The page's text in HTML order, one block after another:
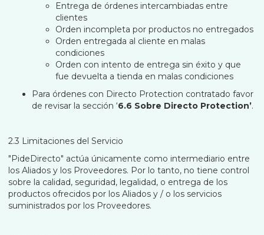
Entrega de órdenes intercambiadas entre
clientes
Orden incompleta por productos no entregados
Orden entregada al cliente en malas
condiciones
Orden con intento de entrega sin éxito y que
fue devuelta a tienda en malas condiciones
Para órdenes con Directo Protection contratado favor
de revisar la sección ‘6.6 Sobre Directo Protection’.
2.3 Limitaciones del Servicio
"PideDirecto" actúa únicamente como intermediario entre
los Aliados y los Proveedores. Por lo tanto, no tiene control
sobre la calidad, seguridad, legalidad, o entrega de los
productos ofrecidos por los Aliados y / o los servicios
suministrados por los Proveedores.